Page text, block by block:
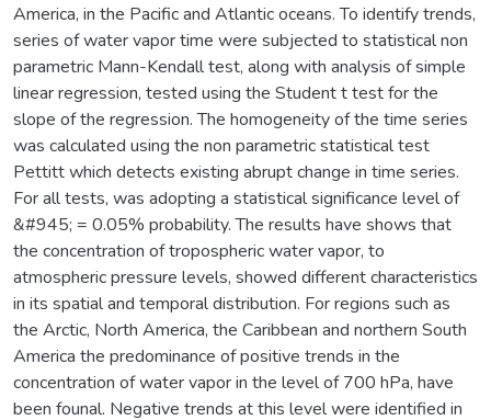
America, in the Pacific and Atlantic oceans. To identify trends,
series of water vapor time were subjected to statistical non
parametric Mann-Kendall test, along with analysis of simple
linear regression, tested using the Student t test for the
slope of the regression. The homogeneity of the time series
was calculated using the non parametric statistical test
Pettitt which detects existing abrupt change in time series.
For all tests, was adopting a statistical significance level of
&#945; = 0.05% probability. The results have shows that
the concentration of tropospheric water vapor, to
atmospheric pressure levels, showed different characteristics
in its spatial and temporal distribution. For regions such as
the Arctic, North America, the Caribbean and northern South
America the predominance of positive trends in the
concentration of water vapor in the level of 700 hPa, have
been founal. Negative trends at this level were identified in